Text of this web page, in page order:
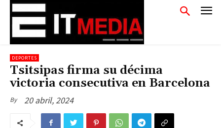
DEPORTES
Tsitsipas firma su décima
victoria consecutiva en Barcelona
By 20 abril, 2024